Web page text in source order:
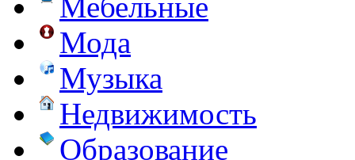
Мода
Музыка
Недвижимость
Образование